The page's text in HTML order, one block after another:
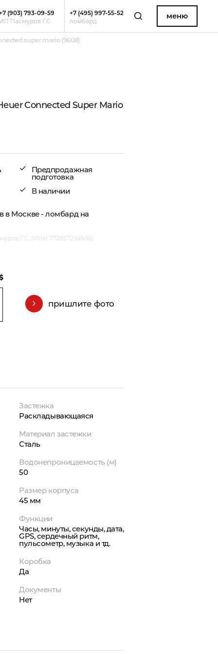
(903) 793-09-59
Пасмуров Г.С.
+7 (495) 997-55-52
ломбард
меню
super mario (9608)
Connected Super Mario
Предпродажная
подготовка
В наличии
в Москве- ломбард на
Г.С. (ИНН 772857294506)
пришлите фото
Застежка
Раскладывающаяся
Материал застежки
Сталь
Водонепроницаемость (м)
50
Размер корпуса
45 мм
Функции
Часы, минуты, секунды, дата,
GPS, сердечный ритм,
пульсометр, музыка и тд.
Коробка
Да
Документы
Нет